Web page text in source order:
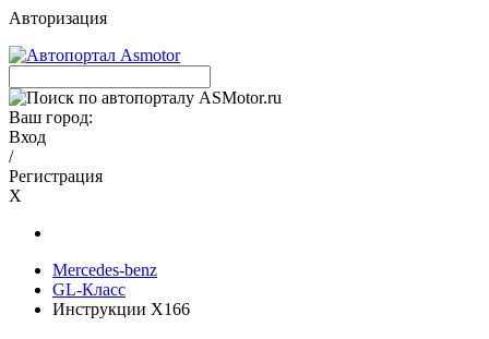
Авторизация
Ваш город:
Вход
/
Регистрация
X
Mercedes-benz
GL-Класс
Инструкции X166